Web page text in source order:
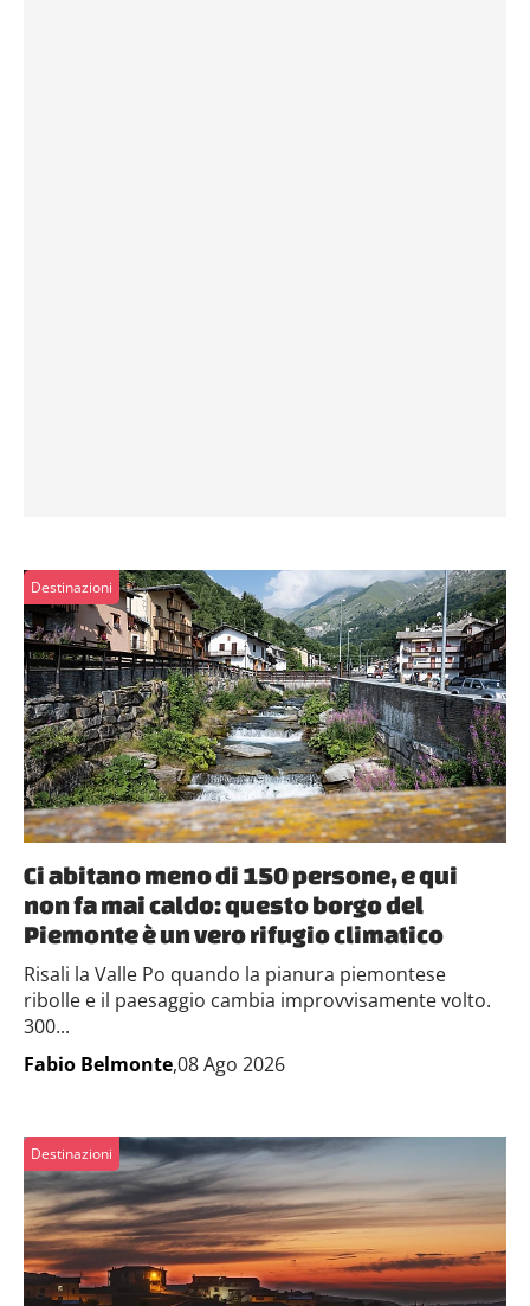
Destinazioni
Ci abitano meno di 150 persone, e qui
non fa mai caldo: questo borgo del
Piemonte è un vero rifugio climatico
Risali la Valle Po quando la pianura piemontese
ribolle e il paesaggio cambia improvvisamente volto.
300...
Fabio Belmonte,08 Ago 2026
Destinazioni